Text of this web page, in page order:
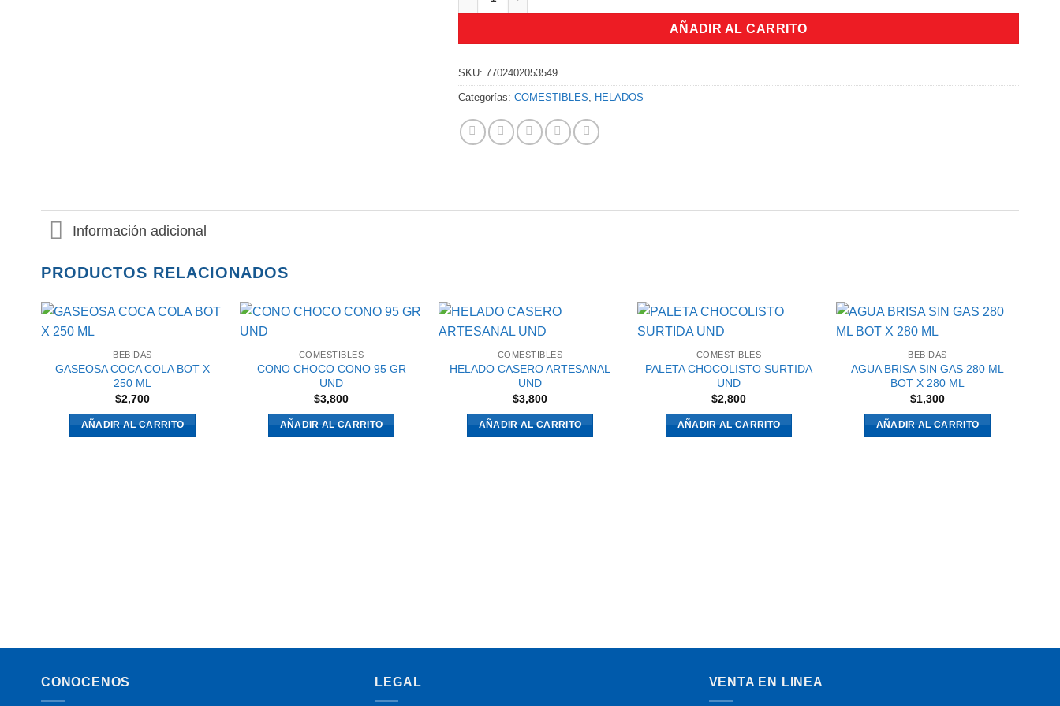
AÑADIR AL CARRITO
SKU:7702402053549
Categorías:COMESTIBLES HELADOS
Información adicional
PRODUCTOS RELACIONADOS
BEBIDAS
GASEOSA COCA COLA BOT X
250 ML
$2,700
AÑADIR AL CARRITO
COMESTIBLES
CONO CHOCO CONO 95 GR
UND
$3,800
AÑADIR AL CARRITO
COMESTIBLES
HELADO CASERO ARTESANAL
UND
$3,800
AÑADIR AL CARRITO
COMESTIBLES
PALETA CHOCOLISTO SURTIDA
UND
$2,800
AÑADIR AL CARRITO
BEBIDAS
AGUA BRISA SIN GAS 280 ML
BOT X 280 ML
$1,300
AÑADIR AL CARRITO
CONOCENOS LEGAL VENTA EN LINEA